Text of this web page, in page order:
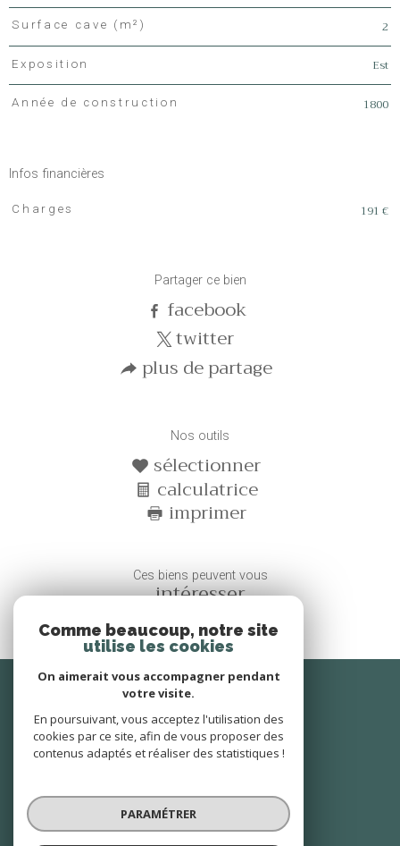
Surface cave (m²) 2
Exposition Est
Année de construction 1800
Infos financières
Caractéristiques
Charges 191 €
Partager ce bien
facebook
twitter
plus de partage
Nos outils
sélectionner
calculatrice
imprimer
Ces biens peuvent vous
intéresser
Se
connecter
espace propriétaire
suivre
Comme beaucoup, notre site
utilise les cookies
On aimerait vous accompagner pendant
votre visite.
En poursuivant, vous acceptez l'utilisation des
cookies par ce site, afin de vous proposer des
contenus adaptés et réaliser des statistiques !
PARAMÉTRER